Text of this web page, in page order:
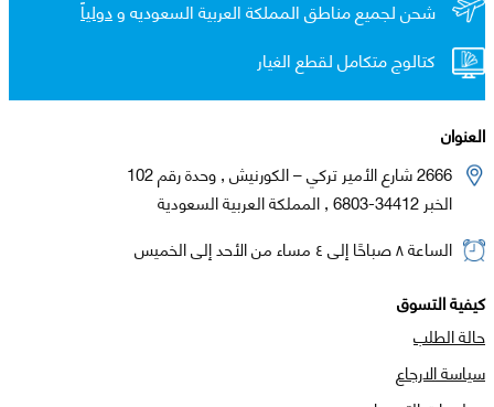
شحن لجميع مناطق المملكة العربية السعوديه ودولياً
كتالوج متكامل لقطع الغيار
العنوان
2666 شارع الأمير تركي – الكورنيش , وحدة رقم 102
الخبر 34412-6803 , المملكة العربية السعودية
الساعة ٨ صباحًا إلى ٤ مساء من الأحد إلى الخميس
كيفية التسوق
حالة الطلب
سياسة الارجاع